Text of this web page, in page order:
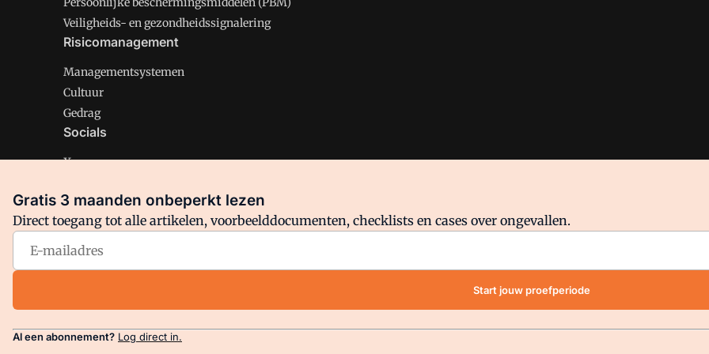
Veiligheids- en gezondheidssignalering
Risicomanagement
Managementsystemen
Cultuur
Gedrag
Socials
X
Facebook
Arbo is onderdeel van VMN media. Lees inons manifestwaar VMN media voor staat. Op gebruik van deze site zijn de
Gratis 3 maanden onbeperkt lezen
Direct toegang tot alle artikelen, voorbeelddocumenten, checklists en cases over ongevallen.
Start jouw proefperiode
Al een abonnement? Log direct in.